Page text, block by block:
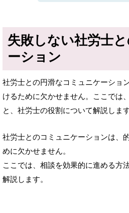
失敗しない社労士
ーション
社労士との円滑なコミュニケーショ
けるために欠かせません。ここでは
と、社労士の役割について解説します
社労士とのコミュニケーションは、
めに欠かせません。
ここでは、相談を効果的に進める方
解説します。